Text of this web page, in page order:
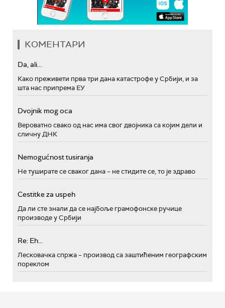
КОМЕНТАРИ
Da, ali...
Како преживети прва три дана катастрофе у Србији, и за
шта нас припрема ЕУ
Dvojnik mog oca
Вероватно свако од нас има свог двојника са којим дели и
сличну ДНК
Nemogućnost tusiranja
Не туширате се сваког дана – не стидите се, то је здраво
Cestitke za uspeh
Да ли сте знали да се најбоље грамофонске ручице
производе у Србији
Re: Eh...
Лесковачка спржа – производ са заштићеним географским
пореклом